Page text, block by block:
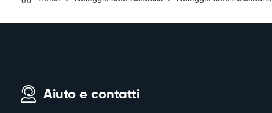
Aiuto e contatti